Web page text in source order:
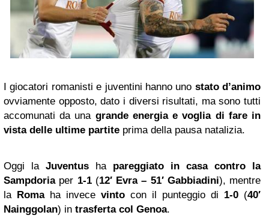
I giocatori romanisti e juventini hanno uno stato d’animo
ovviamente opposto, dato i diversi risultati, ma sono tutti
accomunati da una grande energia e voglia di fare in
vista delle ultime partite prima della pausa natalizia.
Oggi la Juventus ha pareggiato
in casa contro la
Sampdoriaper 1-1(12′ Evra – 51′ Gabbiadini), mentre
la Romaha invece vinto con il punteggio di 1-0 (40′
Nainggolan) in trasferta col Genoa.